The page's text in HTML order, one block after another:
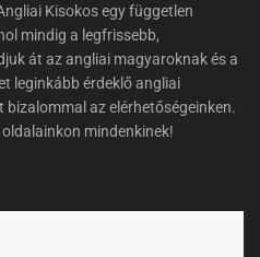
Kisokos egy független
mindig a legfrissebb,
át az angliai magyaroknak és a
leginkább érdeklő angliai
az elérhetőségeinken.
mindenkinek!